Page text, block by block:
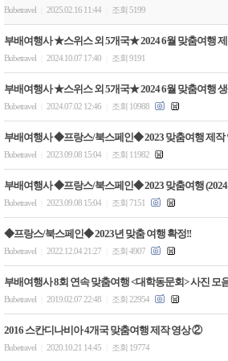
Bubetravel 2025.02.16 11:44 조회 5199
부배여행사 ★스위스 외 5개국★ 2024 6월 맞춤여행
Bubetravel 2024.10.07 17:40 조회 9191
부배여행사 ★스위스 외 5개국★ 2024 6월 맞춤여행 생
Bubetravel 2024.07.02 12:46 조회 10988
부배여행사 ◆프랑스/북스페인◆ 2023 맞춤여행 제작
Bubetravel 2023.09.08 15:04 조회 11982
부배여행사 ◆프랑스/북스페인◆ 2023 맞춤여행 (2024
Bubetravel 2023.09.08 15:04 조회 7151
◆프랑스/북스페인◆ 2023년 맞춤 여행 확정!!
Bubetravel 2022.12.04 21:27 조회 4907
부배여행사 8회 연속 맞춤여행 <대학동문회> 사진 모
Bubetravel 2019.02.07 22:48 조회 22954
2016 스칸디나비아 4개국 맞춤여행 제작 영상 ②
Bubetravel 2020.10.21 14:45 조회 19774